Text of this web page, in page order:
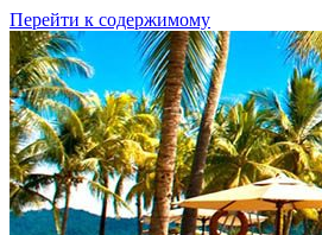
Перейти к содержимому